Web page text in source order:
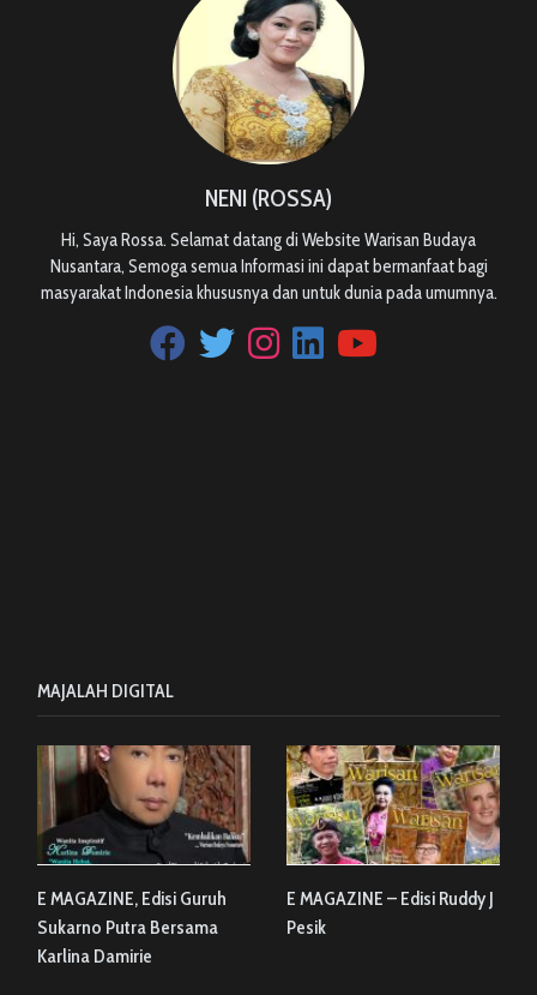
NENI (ROSSA)
Hi, Saya Rossa. Selamat datang di Website Warisan Budaya
Nusantara, Semoga semua Informasi ini dapat bermanfaat bagi
masyarakat Indonesia khususnya dan untuk dunia pada umumnya.
MAJALAH DIGITAL
E MAGAZINE, Edisi Guruh
Sukarno Putra Bersama
Karlina Damirie
E MAGAZINE – Edisi Ruddy J
Pesik